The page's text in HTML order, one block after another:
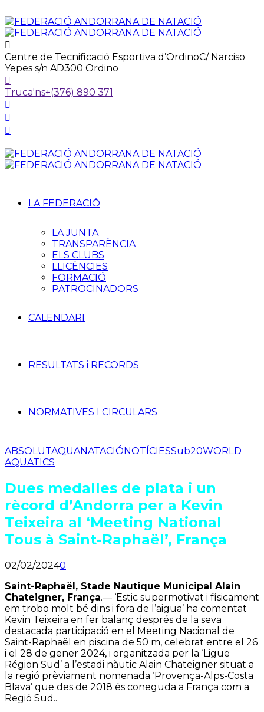
Centre de Tecnificació Esportiva d’OrdinoC/ Narciso
Yepes s/n AD300 Ordino
Truca'ns+(376) 890 371
LA FEDERACIÓ
LA JUNTA
TRANSPARÈNCIA
ELS CLUBS
LLICÈNCIES
FORMACIÓ
PATROCINADORS
CALENDARI
RESULTATS i RECORDS
NORMATIVES I CIRCULARS
ABSOLUTAQUANATACIÓNOTÍCIESSub20WORLD
AQUATICS
Dues medalles de plata i un
rècord d’Andorra per a Kevin
Teixeira al ‘Meeting National
Tous à Saint-Raphaël’, França
02/02/20240
Saint-Raphaël, Stade Nautique Municipal Alain
Chateigner, França.— ‘Estic supermotivat i físicament
em trobo molt bé dins i fora de l’aigua’ ha comentat
Kevin Teixeira en fer balanç després de la seva
destacada participació en el Meeting Nacional de
Saint-Raphaël en piscina de 50 m, celebrat entre el 26
i el 28 de gener 2024, i organitzada per la ‘Ligue
Région Sud’ a l’estadi nàutic Alain Chateigner situat a
la regió prèviament nomenada ‘Provença-Alps-Costa
Blava’ que des de 2018 és coneguda a França com a
Regió Sud..